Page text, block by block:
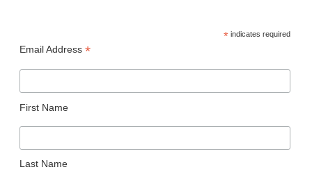
*indicates required
Email Address *
First Name
Last Name